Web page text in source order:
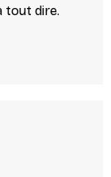
tout dire.